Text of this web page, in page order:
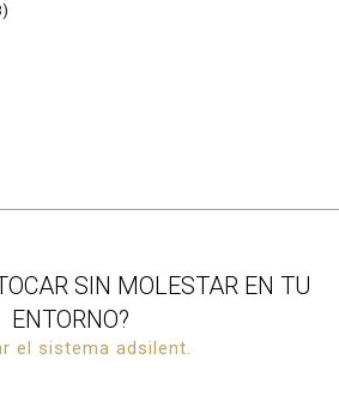
SIN MOLESTAR EN TU
ENTORNO?
el sistema adsilent.